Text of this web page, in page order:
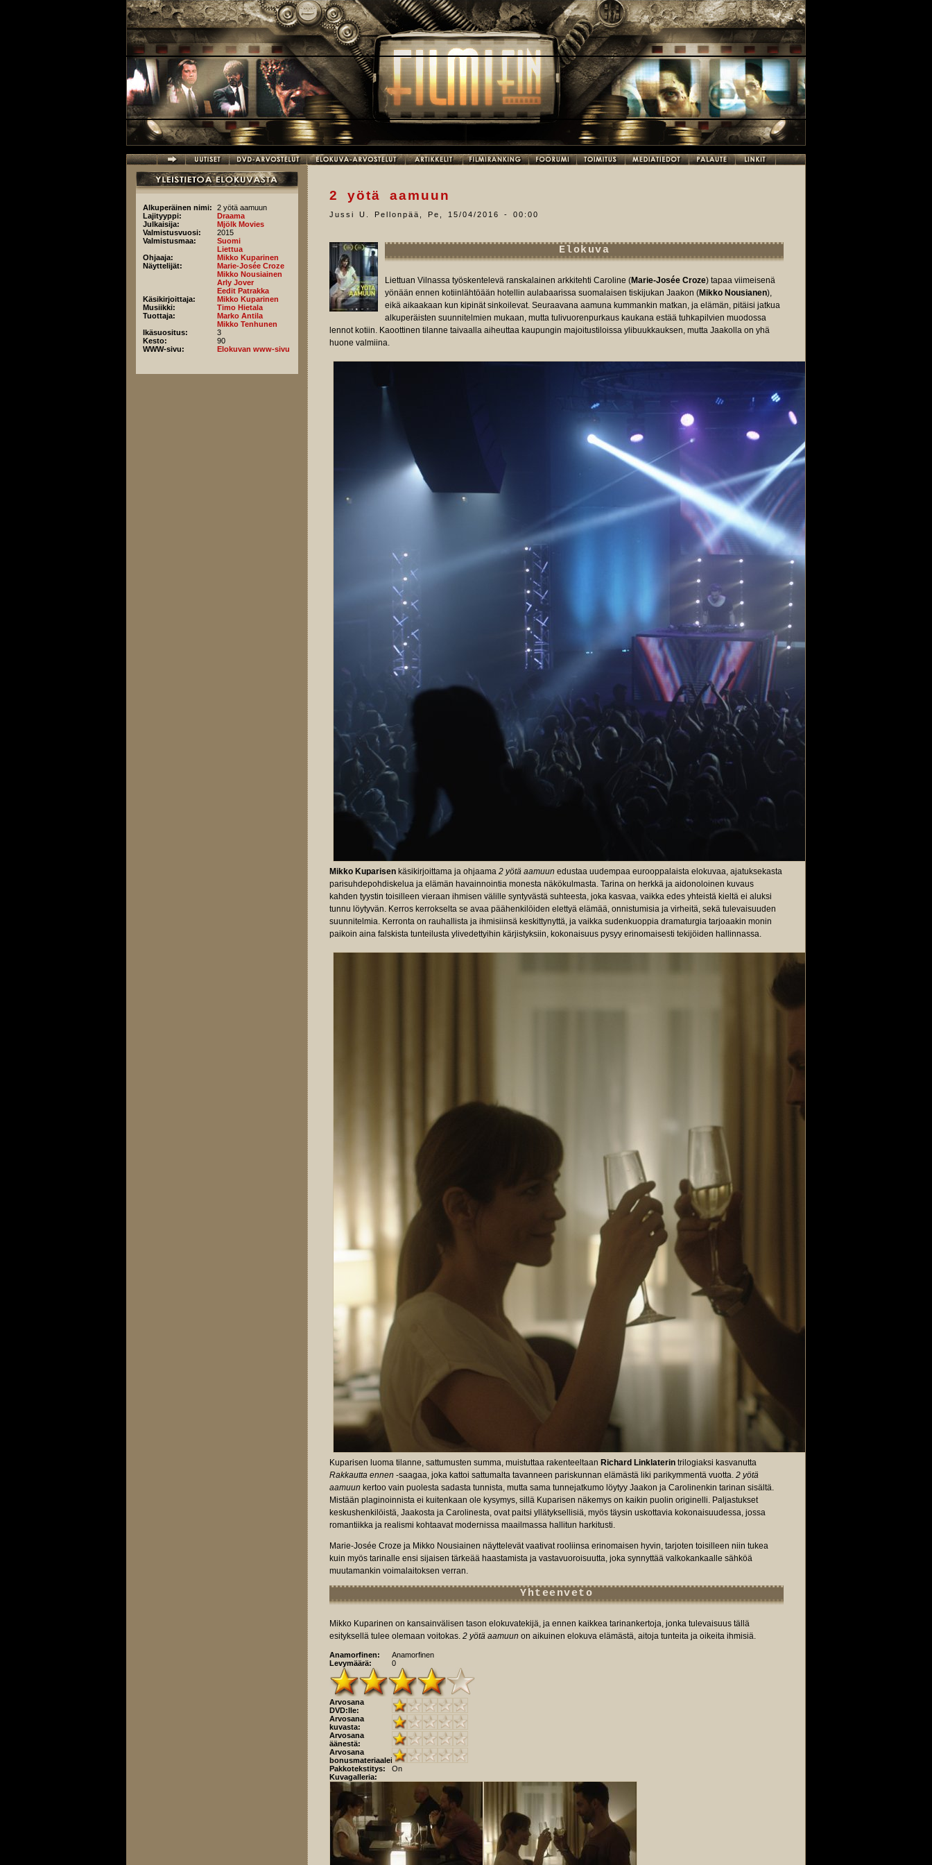
Alkuperäinen nimi:
2 yötä aamuun
Lajityyppi:
Draama
Julkaisija:
Mjölk Movies
Valmistusvuosi:
2015
Valmistusmaa:
Suomi
Liettua
Ohjaaja:
Mikko Kuparinen
Näyttelijät:
Marie-Josée Croze
Mikko Nousiainen
Arly Jover
Eedit Patrakka
Käsikirjoittaja:
Mikko Kuparinen
Musiikki:
Timo Hietala
Tuottaja:
Marko Antila
Mikko Tenhunen
Ikäsuositus:
3
Kesto:
90
WWW-sivu:
Elokuvan www-sivu
2 yötä aamuun
Jussi U. Pellonpää Pe, 15/04/2016 - 00:00
Elokuva
Liettuan Vilnassa työskentelevä ranskalainen arkkitehti Caroline (Marie-Josée Croze) tapaa viimeisenä
yönään ennen kotiinlähtöään hotellin aulabaarissa suomalaisen tiskijukan Jaakon (Mikko Nousianen),
eikä aikaakaan kun kipinät sinkoilevat. Seuraavana aamuna kummankin matkan, ja elämän, pitäisi jatkua
alkuperäisten suunnitelmien mukaan, mutta tulivuorenpurkaus kaukana estää tuhkapilvien muodossa
lennot kotiin. Kaoottinen tilanne taivaalla aiheuttaa kaupungin majoitustiloissa ylibuukkauksen, mutta Jaakolla on yhä
huone valmiina.
Mikko Kuparisen käsikirjoittama ja ohjaama 2 yötä aamuun edustaa uudempaa eurooppalaista elokuvaa, ajatuksekasta
parisuhdepohdiskelua ja elämän havainnointia monesta näkökulmasta. Tarina on herkkä ja aidonoloinen kuvaus
kahden tyystin toisilleen vieraan ihmisen välille syntyvästä suhteesta, joka kasvaa, vaikka edes yhteistä kieltä ei aluksi
tunnu löytyvän. Kerros kerrokselta se avaa päähenkilöiden elettyä elämää, onnistumisia ja virheitä, sekä tulevaisuuden
suunnitelmia. Kerronta on rauhallista ja ihmisiinsä keskittynyttä, ja vaikka sudenkuoppia dramaturgia tarjoaakin monin
paikoin aina falskista tunteilusta ylivedettyihin kärjistyksiin, kokonaisuus pysyy erinomaisesti tekijöiden hallinnassa.
Kuparisen luoma tilanne, sattumusten summa, muistuttaa rakenteeltaan Richard Linklaterin trilogiaksi kasvanutta
Rakkautta ennen -saagaa, joka kattoi sattumalta tavanneen pariskunnan elämästä liki parikymmentä vuotta. 2 yötä
aamuun kertoo vain puolesta sadasta tunnista, mutta sama tunnejatkumo löytyy Jaakon ja Carolinenkin tarinan sisältä.
Mistään plaginoinnista ei kuitenkaan ole kysymys, sillä Kuparisen näkemys on kaikin puolin originelli. Paljastukset
keskushenkilöistä, Jaakosta ja Carolinesta, ovat paitsi yllätyksellisiä, myös täysin uskottavia kokonaisuudessa, jossa
romantiikka ja realismi kohtaavat modernissa maailmassa hallitun harkitusti.
Marie-Josée Croze ja Mikko Nousiainen näyttelevät vaativat rooliinsa erinomaisen hyvin, tarjoten toisilleen niin tukea
kuin myös tarinalle ensi sijaisen tärkeää haastamista ja vastavuoroisuutta, joka synnyttää valkokankaalle sähköä
muutamankin voimalaitoksen verran.
Yhteenveto
Mikko Kuparinen on kansainvälisen tason elokuvatekijä, ja ennen kaikkea tarinankertoja, jonka tulevaisuus tällä
esityksellä tulee olemaan voitokas. 2 yötä aamuun on aikuinen elokuva elämästä, aitoja tunteita ja oikeita ihmisiä.
Anamorfinen:
Anamorfinen
Levymäärä:
0
Arvosana
DVD:lle:
Arvosana
kuvasta:
Arvosana
äänestä:
Arvosana
bonusmateriaaleista:
Pakkotekstitys:
On
Kuvagalleria: